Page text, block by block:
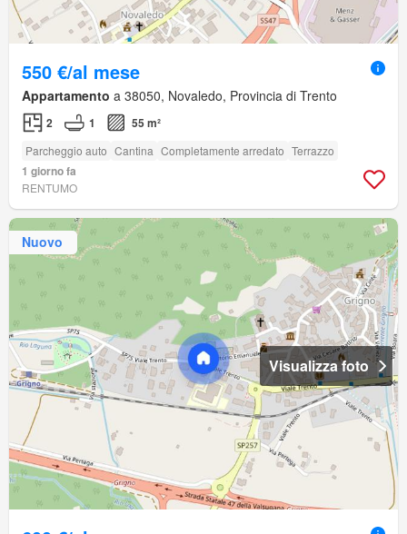
550 €/al mese
Appartamento a 38050, Novaledo, Provincia di Trento
2 1 55 m²
Parcheggio auto Cantina Completamente arredato Terrazzo
1 giorno fa
RENTUMO
Nuovo
Visualizza foto